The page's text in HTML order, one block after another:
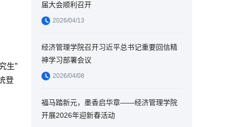
生”
登
届大会顺利召开
2026/04/13
经济管理学院召开习近平总书记重要回信精
神学习部署会议
2026/04/08
福马踏新元，墨香启华章——经济管理学院
开展2026年迎新春活动